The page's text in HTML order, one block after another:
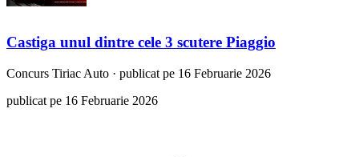
Castiga unul dintre cele 3 scutere Piaggio
Concurs Tiriac Auto · publicat pe 16 Februarie 2026
publicat pe 16 Februarie 2026